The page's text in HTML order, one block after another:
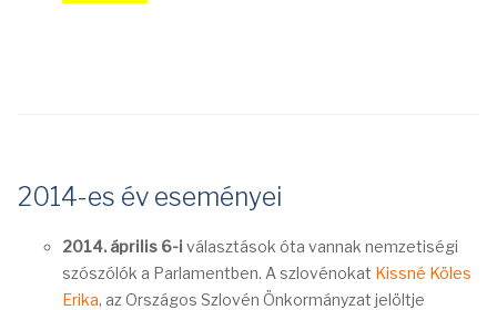
2014-es év eseményei
2014. április 6-i választások óta vannak nemzetiségi
szószólók a Parlamentben. A szlovénokat Kissné Köles
Erika, az Országos Szlovén Önkormányzat jelöltje